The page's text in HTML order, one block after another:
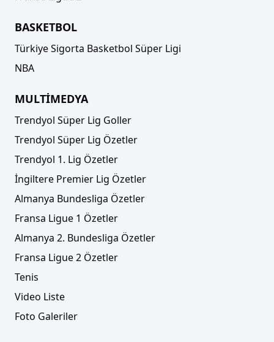
BASKETBOL
Türkiye Sigorta Basketbol Süper Ligi
NBA
MULTİMEDYA
Trendyol Süper Lig Goller
Trendyol Süper Lig Özetler
Trendyol 1. Lig Özetler
İngiltere Premier Lig Özetler
Almanya Bundesliga Özetler
Fransa Ligue 1 Özetler
Almanya 2. Bundesliga Özetler
Fransa Ligue 2 Özetler
Tenis
Video Liste
Foto Galeriler